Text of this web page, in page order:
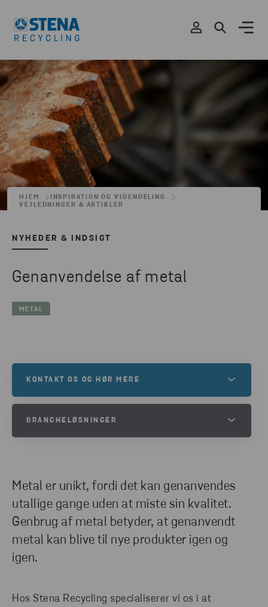
HJEM
INSPIRATION OG VIDENDELING
VEJLEDNINGER & ARTIKLER
NYHEDER & INDSIGT
Genanvendelse af metal
METAL
Metal er unikt, fordi det kan genanvendes
utallige gange uden at miste sin kvalitet.
Genbrug af metal betyder, at genanvendt
metal kan blive til nye produkter igen og
igen.
Hos Stena Recycling specialiserer vi os i at
KONTAKT OS OG HØR MERE
KONTAKT OS
BRANCHELØSNINGER
forarbejdning, udtjente køretøjer eller bilindustri –
har vi et bredt udvalg af tjenester og løsninger, der
styrker din virksomheds udvikling og fremmer
ansvarlige og effektive arbejdsgange. Gå på
opdagelse på vores industrisider, og find de rigtige
løsninger til dig.
FIND DE MEST EFFEKTIVE LØSNINGER TIL